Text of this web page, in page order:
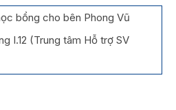
bổng cho bên Phong Vũ
I.12 (Trung tâm Hỗ trợ SV